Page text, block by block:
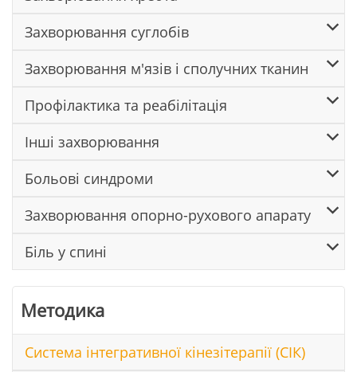
Захворювання суглобів
Захворювання м'язів і сполучних тканин
Профілактика та реабілітація
Інші захворювання
Больові синдроми
Захворювання опорно-рухового апарату
Біль у спині
Методика
Система інтегративної кінезітерапії (СІК)